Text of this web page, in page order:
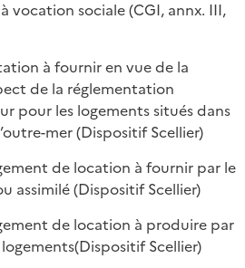
vocation sociale (CGI, annx. III,
à fournir en vue de la
de la réglementation
pour les logements situés dans
mer (Dispositif Scellier)
de location à fournir par le
assimilé (Dispositif Scellier)
de location à produire par
Scellier)